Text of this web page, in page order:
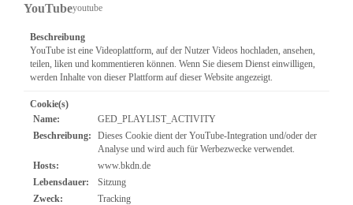
YouTubeyoutube
Beschreibung
YouTube ist eine Videoplattform, auf der Nutzer Videos hochladen, ansehen,
teilen, liken und kommentieren können. Wenn Sie diesem Dienst einwilligen,
werden Inhalte von dieser Plattform auf dieser Website angezeigt.
Cookie(s)
Name:
GED_PLAYLIST_ACTIVITY
Beschreibung:
Dieses Cookie dient der YouTube-Integration und/oder der
Analyse und wird auch für Werbezwecke verwendet.
Hosts:
www.bkdn.de
Lebensdauer:
Sitzung
Zweck:
Tracking